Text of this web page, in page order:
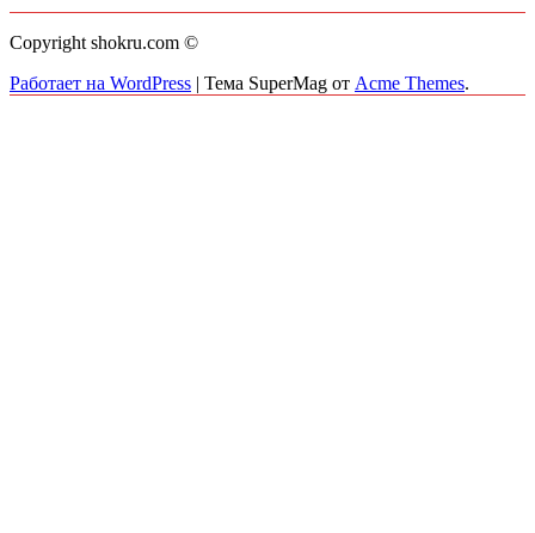
Copyright shokru.com ©
Работает на WordPress | Тема SuperMag от Acme Themes.